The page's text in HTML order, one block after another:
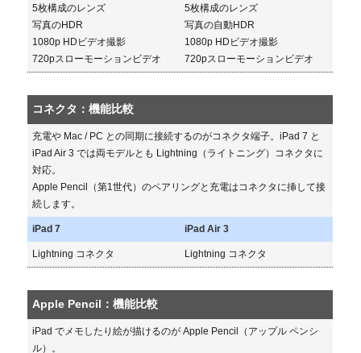
5枚構成のレンズ
写真のHDR
1080p HDビデオ撮影
720pスローモーションビデオ
5枚構成のレンズ
写真の自動HDR
1080p HDビデオ撮影
720pスローモーションビデオ
コネクタ：機能比較
充電や Mac / PC との同期に接続するのがコネクタ端子。iPad 7 と
iPad Air 3 では両モデルとも Lightning（ライトニング）コネクタに
対応。
Apple Pencil（第1世代）のペアリングと充電はコネクタに挿して接
続します。
iPad 7 iPad Air 3
Lightning コネクタ Lightning コネクタ
Apple Pencil：機能比較
iPad でメモしたり絵が描けるのが Apple Pencil（アップル ペンシ
ル）。